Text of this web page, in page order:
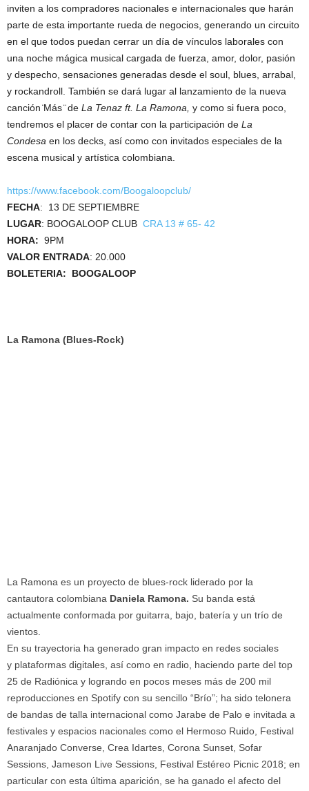
inviten a los compradores nacionales e internacionales que harán
parte de esta importante rueda de negocios, generando un circuito
en el que todos puedan cerrar un día de vínculos laborales con
una noche mágica musical cargada de fuerza, amor, dolor, pasión
y despecho, sensaciones generadas desde el soul, blues, arrabal,
y rockandroll. También se dará lugar al lanzamiento de la nueva
canción ̈Más ̈ de La Tenaz ft. La Ramona, y como si fuera poco,
tendremos el placer de contar con la participación de La
Condesa en los decks, así como con invitados especiales de la
escena musical y artística colombiana.
https://www.facebook.com/Boogaloopclub/
FECHA: 13 DE SEPTIEMBRE
LUGAR: BOOGALOOP CLUB CRA 13 # 65- 42
HORA: 9PM
VALOR ENTRADA: 20.000
BOLETERIA: BOOGALOOP
La Ramona (Blues-Rock)
La Ramona es un proyecto de blues-rock liderado por la
cantautora colombiana Daniela Ramona. Su banda está
actualmente conformada por guitarra, bajo, batería y un trío de
vientos.
En su trayectoria ha generado gran impacto en redes sociales
y plataformas digitales, así como en radio, haciendo parte del top
25 de Radiónica y logrando en pocos meses más de 200 mil
reproducciones en Spotify con su sencillo “Brío”; ha sido telonera
de bandas de talla internacional como Jarabe de Palo e invitada a
festivales y espacios nacionales como el Hermoso Ruido, Festival
Anaranjado Converse, Crea Idartes, Corona Sunset, Sofar
Sessions, Jameson Live Sessions, Festival Estéreo Picnic 2018; en
particular con esta última aparición, se ha ganado el afecto del